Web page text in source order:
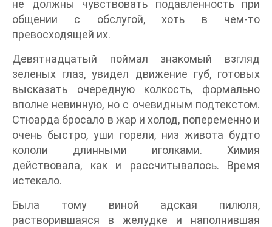
не должны чувствовать подавленность при
общении с обслугой, хоть в чем-то
превосходящей их.
Девятнадцатый поймал знакомый взгляд
зеленых глаз, увидел движение губ, готовых
высказать очередную колкость, формально
вполне невинную, но с очевидным подтекстом.
Стюарда бросало в жар и холод, попеременно и
очень быстро, уши горели, низ живота будто
кололи длинными иголками. Химия
действовала, как и рассчитывалось. Время
истекало.
Была тому виной адская пилюля,
растворившаяся в желудке и наполнившая